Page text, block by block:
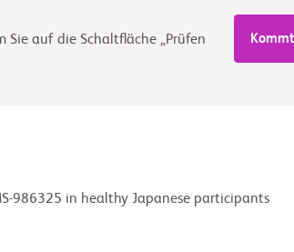
Sie auf die Schaltfläche „Prüfen
986325 in healthy Japanese participants